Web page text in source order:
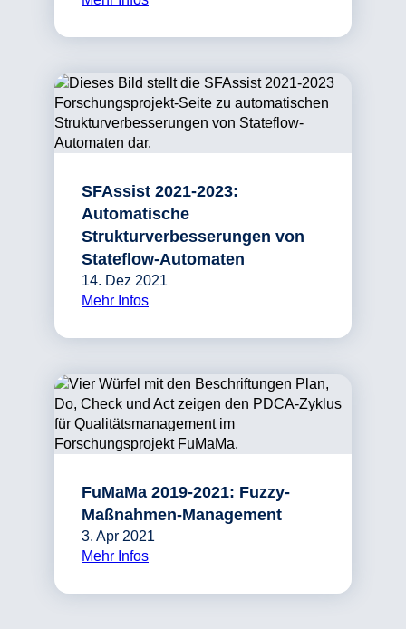
SFAssist 2021-2023:
Automatische
Strukturverbesserungen von
Stateflow-Automaten
14. Dez 2021
Mehr Infos
FuMaMa 2019-2021: Fuzzy-
Maßnahmen-Management
3. Apr 2021
Mehr Infos